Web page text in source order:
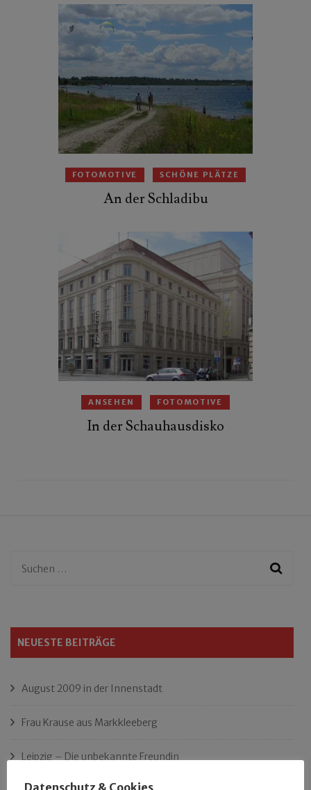
FOTOMOTIVE SCHÖNE PLÄTZE
An der Schladibu
ANSEHEN FOTOMOTIVE
In der Schauhausdisko
Suchen
NEUESTE BEITRÄGE
August 2009 in der Innenstadt
Frau Krause aus Markkleeberg
Leipzig – Die unbekannte Freundin
Datenschutz & Cookies